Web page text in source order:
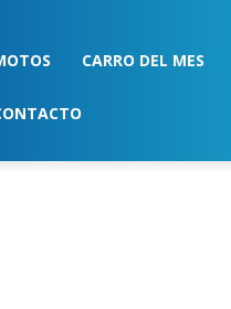
CARRO DEL MES